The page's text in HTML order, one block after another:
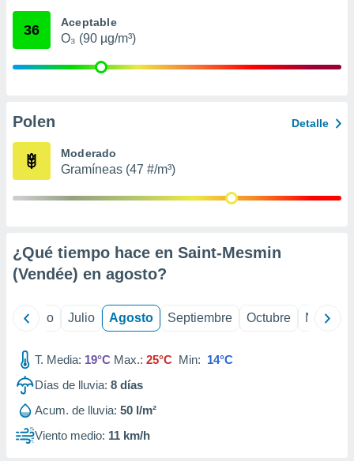
mediante
publicidad
de
36 Aceptable
O₃ (90 µg/m³)
Polen Detalle
Moderado
Gramíneas (47 #/m³)
¿Qué tiempo hace en Saint-Mesmin
(Vendée) en agosto?
Junio Julio Agosto Septiembre Octubre
T. Media: 19°C Max.: 25°C Min: 14°C
Días de lluvia: 8 días
Acum. de lluvia: 50 l/m²
Viento medio: 11 km/h